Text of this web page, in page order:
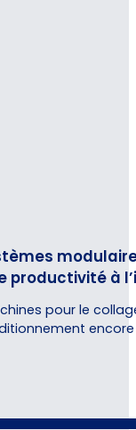
productivité à
pour le